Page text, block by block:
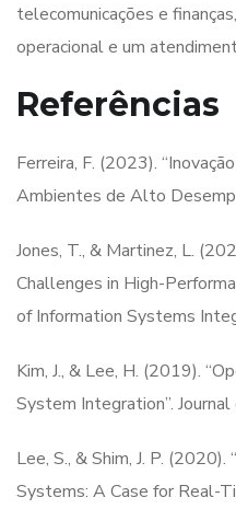
telecomunicações e
operacional e um
Referências
Ferreira, F. (2023).
Ambientes de Alto
Jones, T., & Martinez, L.
Challenges in High-
of Information Systems
Kim, J., & Lee, H. (2019).
System Integration”.
Lee, S., & Shim, J. P.
Systems: A Case for Real-